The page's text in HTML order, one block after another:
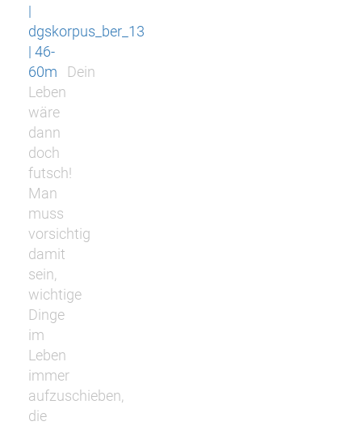
|
dgskorpus_ber_13
| 46-
60m
Dein
Leben
wäre
dann
doch
futsch!
Man
muss
vorsichtig
damit
sein,
wichtige
Dinge
im
Leben
immer
aufzuschieben,
die